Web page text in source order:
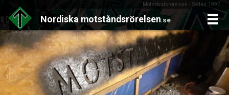
Motståndsrörelsen - Sedan 1997
Nordiska motståndsrörelsen.se
Skip
to
content